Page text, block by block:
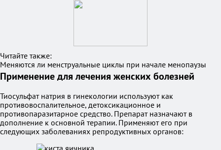
Читайте также:
Меняются ли менструальные циклы при начале менопаузы
Применение для лечения женских болезней
Тиосульфат натрия в гинекологии используют как
противовоспалительное, детоксикационное и
противопаразитарное средство. Препарат назначают в
дополнение к основной терапии. Применяют его при
следующих заболеваниях репродуктивных органов: